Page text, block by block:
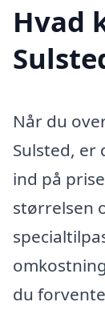
Hvad
Når du
Sulsted, er
ind på
størrelsen
du